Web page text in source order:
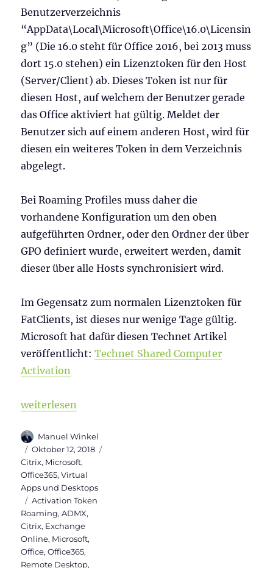
Benutzerverzeichnis
“AppData\Local\Microsoft\Office\16.0\Licensin
g” (Die 16.0 steht für Office 2016, bei 2013 muss
dort 15.0 stehen) ein Lizenztoken für den Host
(Server/Client) ab. Dieses Token ist nur für
diesen Host, auf welchem der Benutzer gerade
das Office aktiviert hat gültig. Meldet der
Benutzer sich auf einem anderen Host, wird für
diesen ein weiteres Token in dem Verzeichnis
abgelegt.
Bei Roaming Profiles muss daher die
vorhandene Konfiguration um den oben
aufgeführten Ordner, oder den Ordner der über
GPO definiert wurde, erweitert werden, damit
dieser über alle Hosts synchronisiert wird.
Im Gegensatz zum normalen Lizenztoken für
FatClients, ist dieses nur wenige Tage gültig.
Microsoft hat dafür diesen Technet Artikel
veröffentlicht:Technet Shared Computer
Activation
„Aktivierung von Office365 über mehrere Citrix
weiterlesen
Autor
Manuel Winkel
Veröffentlicht
am
Oktober 12, 2018
Citrix, Microsoft,
Office365,Virtual
Apps und Desktops
Schlagwörter
Activation Token
Roaming,ADMX,
Citrix, Exchange
Online, Microsoft,
Office,Office365,
Remote Desktop,